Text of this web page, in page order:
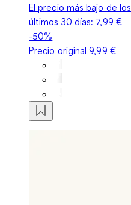
El precio más bajo de los
últimos 30 días: 7,99 €
-50%
Precio original9,99 €